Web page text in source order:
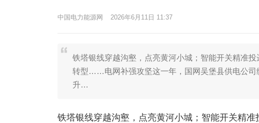
中国电力能源网 2026年6月11日 11:37
铁塔银线穿越沟壑，点亮黄河小城；智能开关精准
转型……电网补强攻坚这一年，国网吴堡县供电公司
升…
铁塔银线穿越沟壑，点亮黄河小城；智能开关精